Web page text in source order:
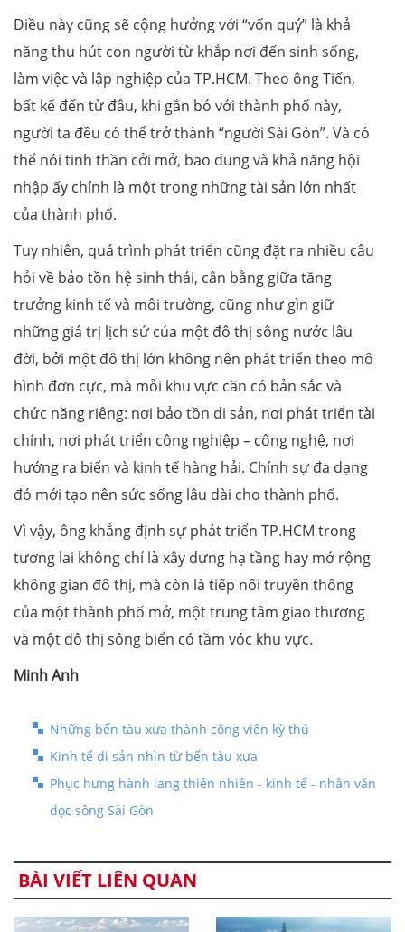
Điều này cũng sẽ cộng hưởng với “vốn quý” là khả
năng thu hút con người từ khắp nơi đến sinh sống,
làm việc và lập nghiệp của TP.HCM. Theo ông Tiến,
bất kể đến từ đâu, khi gắn bó với thành phố này,
người ta đều có thể trở thành “người Sài Gòn”. Và có
thể nói tinh thần cởi mở, bao dung và khả năng hội
nhập ấy chính là một trong những tài sản lớn nhất
của thành phố.
Tuy nhiên, quá trình phát triển cũng đặt ra nhiều câu
hỏi về bảo tồn hệ sinh thái, cân bằng giữa tăng
trưởng kinh tế và môi trường, cũng như gìn giữ
những giá trị lịch sử của một đô thị sông nước lâu
đời, bởi một đô thị lớn không nên phát triển theo mô
hình đơn cực, mà mỗi khu vực cần có bản sắc và
chức năng riêng: nơi bảo tồn di sản, nơi phát triển tài
chính, nơi phát triển công nghiệp – công nghệ, nơi
hướng ra biển và kinh tế hàng hải. Chính sự đa dạng
đó mới tạo nên sức sống lâu dài cho thành phố.
Vì vậy, ông khẳng định sự phát triển TP.HCM trong
tương lai không chỉ là xây dựng hạ tầng hay mở rộng
không gian đô thị, mà còn là tiếp nối truyền thống
của một thành phố mở, một trung tâm giao thương
và một đô thị sông biển có tầm vóc khu vực.
Minh Anh
Những bến tàu xưa thành công viên kỳ thú
Kinh tế di sản nhìn từ bến tàu xưa
Phục hưng hành lang thiên nhiên - kinh tế - nhân văn
dọc sông Sài Gòn
BÀI VIẾT LIÊN QUAN